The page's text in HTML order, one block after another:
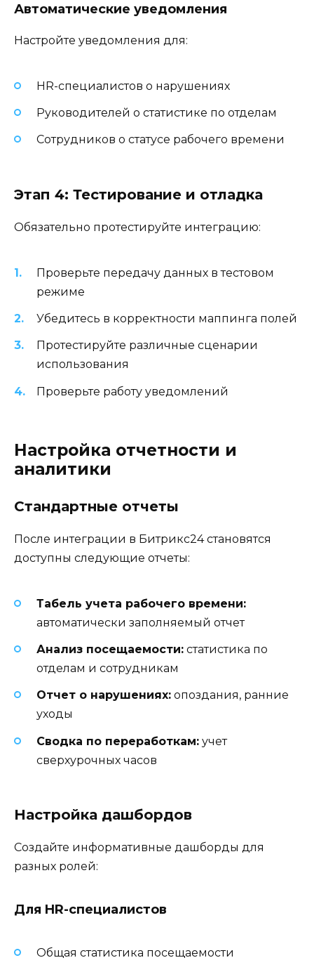
Автоматические уведомления
Настройте уведомления для:
HR-специалистов о нарушениях
Руководителей о статистике по отделам
Сотрудников о статусе рабочего времени
Этап 4: Тестирование и отладка
Обязательно протестируйте интеграцию:
Проверьте передачу данных в тестовом
режиме
Убедитесь в корректности маппинга полей
Протестируйте различные сценарии
использования
Проверьте работу уведомлений
Настройка отчетности и
аналитики
Стандартные отчеты
После интеграции в Битрикс24 становятся
доступны следующие отчеты:
Табель учета рабочего времени:
автоматически заполняемый отчет
Анализ посещаемости: статистика по
отделам и сотрудникам
Отчет о нарушениях: опоздания, ранние
уходы
Сводка по переработкам: учет
сверхурочных часов
Настройка дашбордов
Создайте информативные дашборды для
разных ролей:
Для HR-специалистов
Общая статистика посещаемости